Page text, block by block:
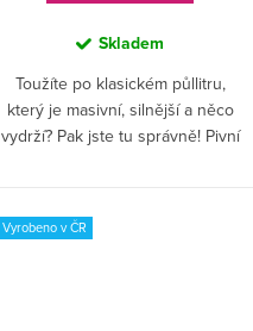
Skladem
Toužíte po klasickém půllitru,
který je masivní, silnější a něco
vydrží? Pak jste tu správně! Pivní
Vyrobeno v ČR